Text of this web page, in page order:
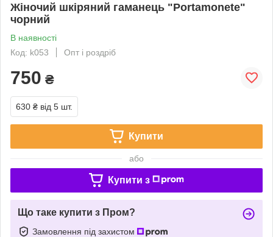
Жіночий шкіряний гаманець "Portamonete"
чорний
В наявності
Код: k053
Опт і роздріб
750 ₴
630 ₴ від 5 шт.
Купити
або
Купити з
Що таке купити з Пром?
Замовлення під захистом